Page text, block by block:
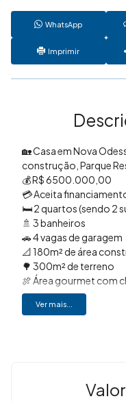
WhatsApp
Imprimir
🏡 Casa em Nova
construção, Parque
💰 R$ 6500.000,00
💳 Aceita
🛏️ 2 quartos (sendo 2
🚿 3 banheiros
🚗 4 vagas de garagem
📐 180m² de área
🌳 300m² de terreno
🍖 Área gourmet com
🧺 Lavanderia
📦 Despensa
principais vias da
de quem valoriza
Ver mais...